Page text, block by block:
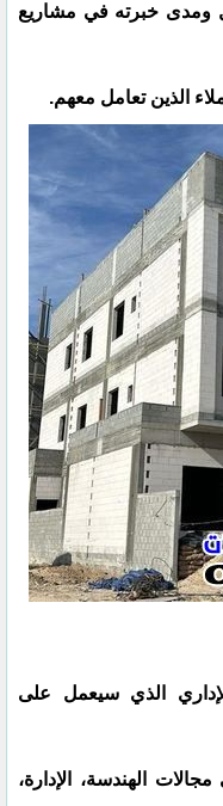
ومدى خبرته في مشاريع
الذين تعامل معهم.
الذي سيعمل على
الهندسة، الإدارة،